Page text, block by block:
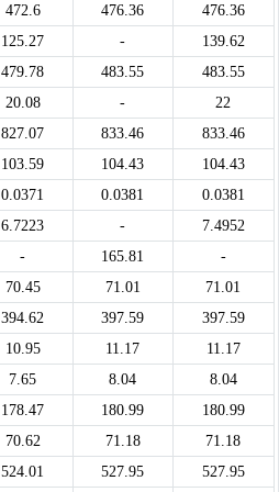
472.6 476.36 476.36
125.27 - 139.62
479.78 483.55 483.55
20.08 - 22
827.07 833.46 833.46
103.59 104.43 104.43
0.0371 0.0381 0.0381
6.7223 - 7.4952
- 165.81 -
70.45 71.01 71.01
394.62 397.59 397.59
10.95 11.17 11.17
7.65 8.04 8.04
178.47 180.99 180.99
70.62 71.18 71.18
524.01 527.95 527.95